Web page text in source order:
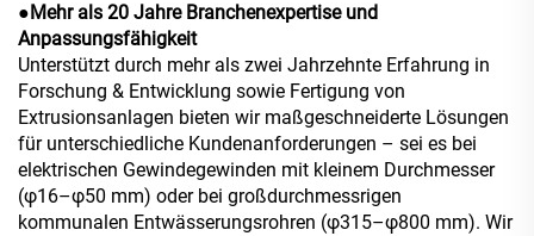
●Mehr als 20 Jahre Branchenexpertise und
Anpassungsfähigkeit
Unterstützt durch mehr als zwei Jahrzehnte Erfahrung in
Forschung & Entwicklung sowie Fertigung von
Extrusionsanlagen bieten wir maßgeschneiderte Lösungen
für unterschiedliche Kundenanforderungen – sei es bei
elektrischen Gewindegewinden mit kleinem Durchmesser
(φ16–φ50 mm) oder bei großdurchmessrigen
kommunalen Entwässerungsrohren (φ315–φ800 mm). Wir